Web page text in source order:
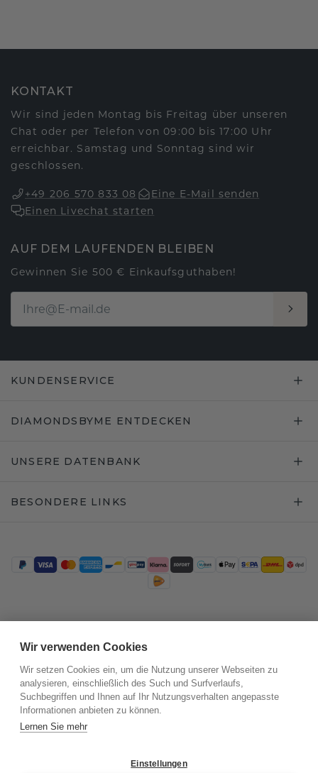
KONTAKT
Wir sind jeden Montag bis Freitag über unseren
Chat oder per Telefon von 09:00 bis 17:00 Uhr
erreichbar. Samstag und Sonntag sind wir
geschlossen.
+49 206 570 833 08
Eine E-Mail senden
Einen Livechat starten
AUF DEM LAUFENDEN BLEIBEN
Gewinnen Sie 500 € Einkaufsguthaben!
KUNDENSERVICE
DIAMONDSBYME ENTDECKEN
UNSERE DATENBANK
BESONDERE LINKS
Wir verwenden Cookies
Wir setzen Cookies ein, um die Nutzung unserer Webseiten zu
analysieren, einschließlich des Such und Surfverlaufs,
Suchbegriffen und Ihnen auf Ihr Nutzungsverhalten angepasste
Informationen anbieten zu können.
Lernen Sie mehr
Einstellungen